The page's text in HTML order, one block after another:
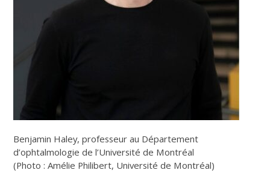
Benjamin Haley, professeur au Département
d’ophtalmologie de l’Université de Montréal
(Photo : Amélie Philibert, Université de Montréal)